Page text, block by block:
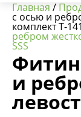
О нас
Главная /
с осью и
комплект T-
ребром
SSS
и